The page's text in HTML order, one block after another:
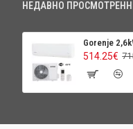
НЕДАВНО
Gorenje
514.25€